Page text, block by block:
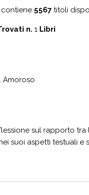
5567titoli
n. 1Libri
Amoroso
sul rapporto
suoi aspetti testuali e